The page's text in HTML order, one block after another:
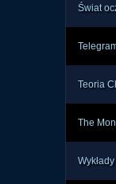
Świat
Teoria
The